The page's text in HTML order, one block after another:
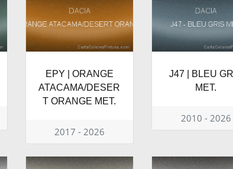
EPY | ORANGE
ATACAMA/DESER
T ORANGE MET.
2017 - 2026
J47 | BLEU
MET.
2010 - 2026